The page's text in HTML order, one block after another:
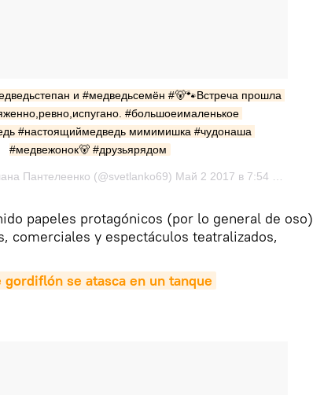
и #медведьсемён #🐻🐾Встреча прошла
#большоеималенькое
#настоящиймедведь мимимишка #чудонаша
#медвежонок🐻 #друзьярядом
Публикация от Светлана Пантелеенко (@svetlanko69) Май 2 2017 в 7:54 PDT
papeles protagónicos (por lo general de oso)
comerciales y espectáculos teatralizados,
gordiflón se atasca en un tanque